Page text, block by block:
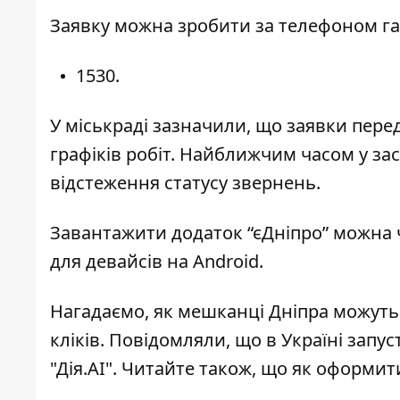
Заявку можна зробити за телефоном
1530.
У міськраді зазначили, що заявки
графіків робіт. Найближчим часом у
відстеження статусу звернень.
Завантажити додаток “єДніпро” можна
для девайсів на Android.
Нагадаємо, як мешканці Дніпра
кліків. Повідомляли, що в Україні
"Дія.АІ". Читайте також, що як